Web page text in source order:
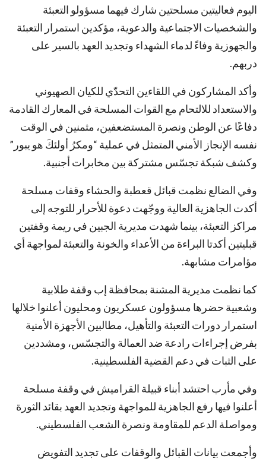
اليوم فعاليتين مسلحتين شارك فيهما مسؤولو التعبئة
والشخصيات الاجتماعية والدعوية، مؤكدين استمرار التعبئة
والجهوزية وفاءً لدماء الشهداء وتجديد العهد بالسير على
دربهم.
وأكد المشاركون في اللقاءين التحدّي للكيان الصهيوني
والاستعداد للالتحام مع القوات المسلحة في المعارك القادمة
دفاعًا عن الوطن ونصرة المستضعفين، مثمنين في الوقت
نفسه الإنجاز الأمني المتمثل في عملية “ومكرُ أولئكَ هو يبور”
وكشف شبكة تجسّس مشتركة بين مخابرات أجنبية.
وفي الضالع نظمت قبائل قعطبة والحشاء وقفات مسلحة
أكدت الجاهزية العالية ووجّهت دعوة للأحرار للتوجه إلى
مراكز التعبئة، بينما شهدت مديرية الجبين في ريمة وقفتين
قبليتين أكدتا البراءة من الأعداء والخونة والتعبئة لمواجهة أي
مؤامرات مشابهة.
كما نظمت مديرية المشنة بمحافظة إب وقفة طلابية
وشعبية حضرها مسؤولون عسكريون ومحليون أعلنوا خلالها
استمرار دورات التعبئة والتأهيل، مطالبين الأجهزة الأمنية
بفرض إجراءات رادعة ضد العمالة والتجسّس، ومشددين
على الثبات في دعم القضية الفلسطينية.
وفي مأرب احتشد أبناء قبيلة القراميش في وقفة مسلحة
أعلنوا فيها رفع الجاهزية للمواجهة وتجديد العهد بقائد الثورة
ومواصلة الدعم للمقاومة ونصرة الشعب الفلسطيني.
وأجمعت بيانات القبائل والوقفات على تجديد التفويض